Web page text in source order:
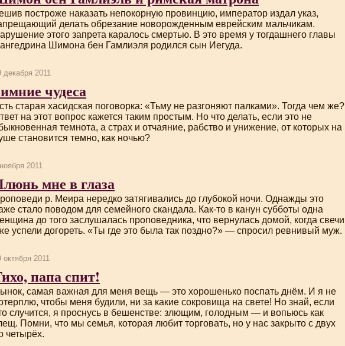
построже наказать непокорную провинцию, император издал указ,
делать обрезание новорожденным еврейским мальчикам.
этого запрета каралось смертью. В это время у тогдашнего главы
Шимона бен Гамлиэля родился сын Иегуда.
декабря 2011
чудеса
старая хасидская поговорка: «Тьму не разгоняют палками». Тогда чем же?
на этот вопрос кажется таким простым. Но что делать, если это не
темнота, а страх и отчаяние, рабство и унижение, от которых на
становится темно, как ночью?
2011
мне в глаза
р. Меира нередко затягивались до глубокой ночи. Однажды это
стало поводом для семейного скандала. Как-то в канун субботы одна
до того заслушалась проповедника, что вернулась домой, когда свечи
успели догореть. «Ты где это была так поздно?» — спросил ревнивый муж.
октября 2011
папа спит!
самая важная для меня вещь — это хорошенько поспать днём. И я не
чтобы меня будили, ни за какие сокровища на свете! Но знай, если
случится, я проснусь в бешенстве: злющим, голодным — и вопьюсь как
Помни, что мы семья, которая любит торговать, но у нас закрыто с двух
четырёх.